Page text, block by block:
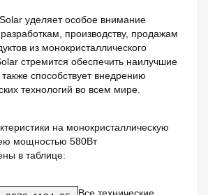
уделяет особое внимание
производству, продажам
из монокристаллического
стремится обеспечить наилучшие
способствует внедрению
технологий во всем мире.
на монокристаллическую
мощностью 580Вт
в таблице:
Все технические